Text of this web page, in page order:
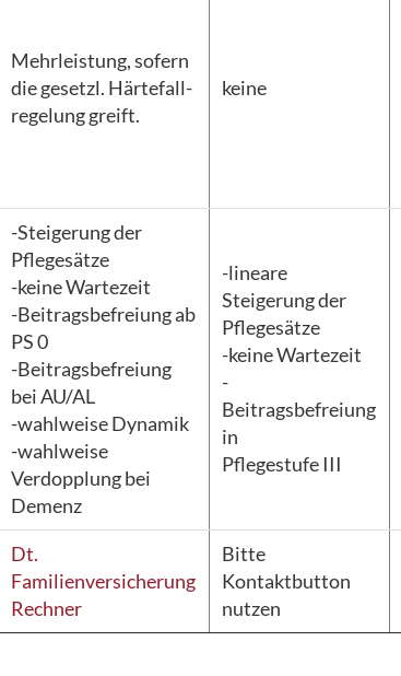
Mehrleistung, sofern
die gesetzl. Härtefall-
regelung greift.
keine
-Steigerung der
Pflegesätze
-keine Wartezeit
-Beitragsbefreiung ab
PS 0
-Beitragsbefreiung
bei AU/AL
-wahlweise Dynamik
-wahlweise
Verdopplung bei
Demenz
-lineare
Steigerung der
Pflegesätze
-keine Wartezeit
-
Beitragsbefreiung
in
Pflegestufe III
Dt.
Familienversicherung
Rechner
Bitte
Kontaktbutton
nutzen